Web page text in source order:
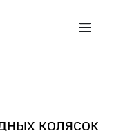
колясок